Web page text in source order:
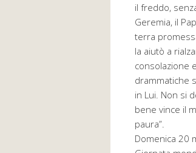
il freddo,
Geremia, il
terra
la aiutò a
consolazione
drammatiche
in Lui. Non si
bene vince il
paura”.
Domenica 20